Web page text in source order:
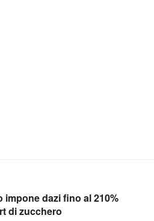
impone dazi fino al 210%
di zucchero